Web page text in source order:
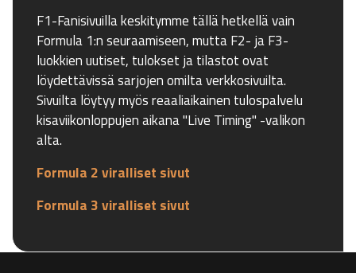
F1-Fanisivuilla keskitymme tällä hetkellä vain
Formula 1:n seuraamiseen, mutta F2- ja F3-
luokkien uutiset, tulokset ja tilastot ovat
löydettävissä sarjojen omilta verkkosivuilta.
Sivuilta löytyy myös reaaliaikainen tulospalvelu
kisaviikonloppujen aikana "Live Timing" -valikon
alta.
Formula 2 viralliset sivut
Formula 3 viralliset sivut